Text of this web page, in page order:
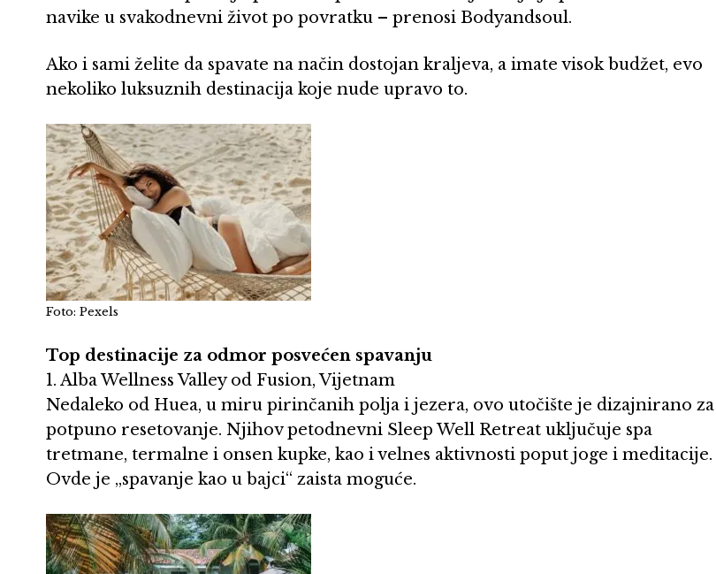
navike u svakodnevni život po povratku – prenosi Bodyandsoul.
Ako i sami želite da spavate na način dostojan kraljeva, a imate visok budžet, evo
nekoliko luksuznih destinacija koje nude upravo to.
Foto: Pexels
Top destinacije za odmor posvećen spavanju
1. Alba Wellness Valley od Fusion, Vijetnam
Nedaleko od Huea, u miru pirinčanih polja i jezera, ovo utočište je dizajnirano za
potpuno resetovanje. Njihov petodnevni Sleep Well Retreat uključuje spa
tretmane, termalne i onsen kupke, kao i velnes aktivnosti poput joge i meditacije.
Ovde je „spavanje kao u bajci“ zaista moguće.